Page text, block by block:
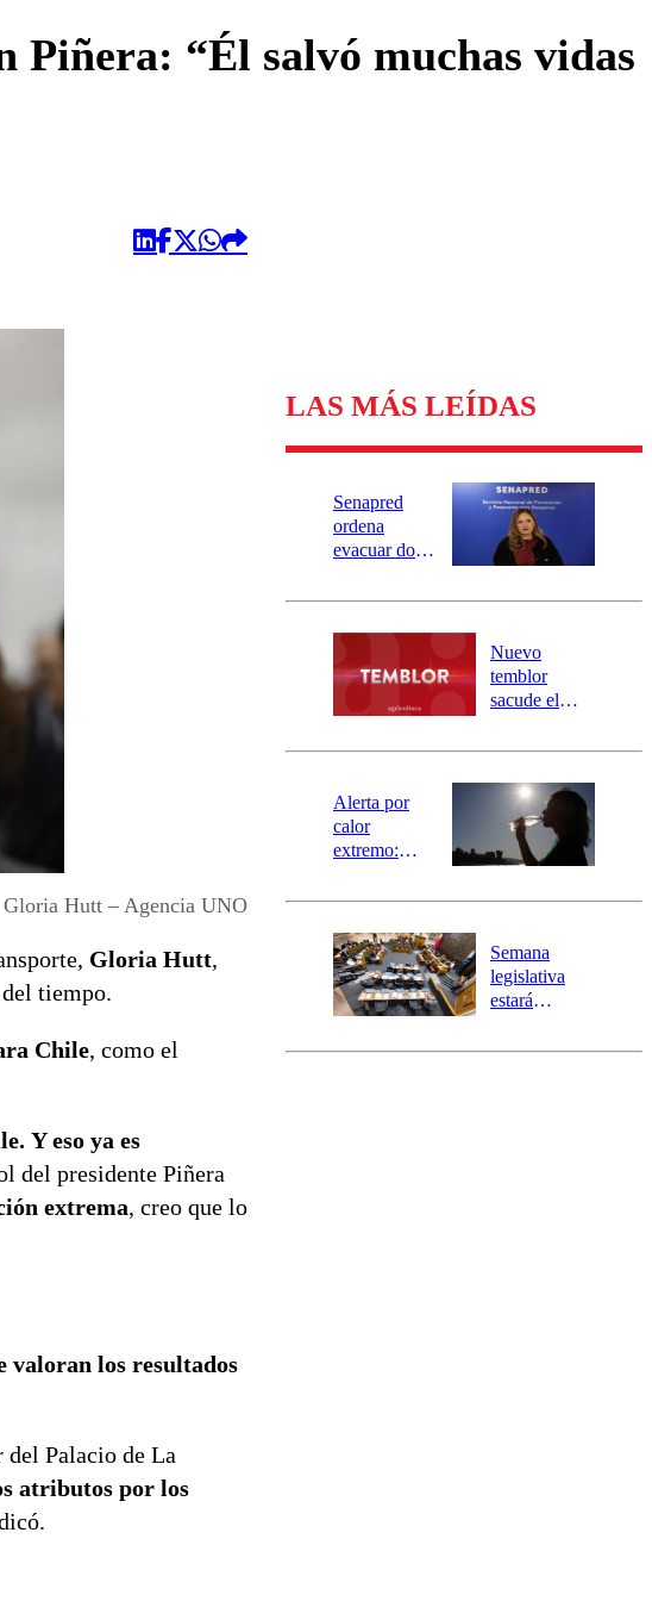
Piñera: “Él salvó muchas vidas
Gloria Hutt – Agencia UNO
Gloria Hutt,
tiempo.
Chile, como el
Y eso ya es
del presidente Piñera
extrema, creo que lo
valoran los resultados
del Palacio de La
atributos por los
LAS MÁS LEÍDAS
Senapred
ordena
evacuar dos
Carahue por
río Damas:
activa
mensajería
SAE
Nuevo
temblor
sacude el
revisa la
epicentro
Alerta por
calor
extremo:
activa Alerta
Preventiva en
tres comunas
Semana
legislativa
estará
el fin de la